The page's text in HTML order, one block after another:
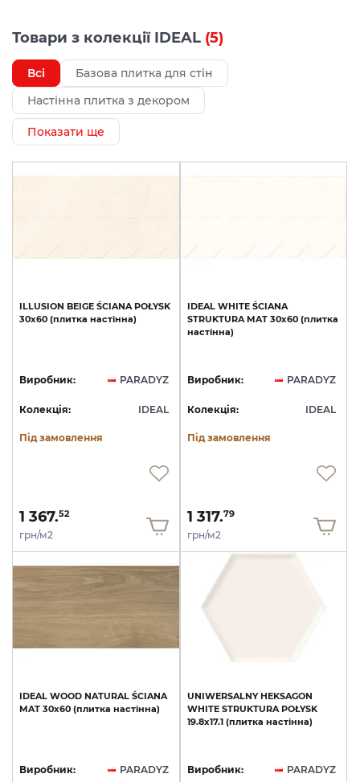
Товари з колекції IDEAL (5)
Всі
Базова плитка для стін
Настінна плитка з декором
Показати ще
ILLUSION BEIGE ŚCIANA POŁYSK
30х60 (плитка настінна)
Виробник: PARADYZ
Колекція: IDEAL
Під замовлення
1 367.52
грн/м2
IDEAL WHITE ŚCIANA
STRUKTURA MAT 30х60 (плитка
настінна)
Виробник: PARADYZ
Колекція: IDEAL
Під замовлення
1 317.79
грн/м2
IDEAL WOOD NATURAL ŚCIANA
MAT 30х60 (плитка настінна)
Виробник: PARADYZ
UNIWERSALNY HEKSAGON
WHITE STRUKTURA POŁYSK
19.8х17.1 (плитка настінна)
Виробник: PARADYZ